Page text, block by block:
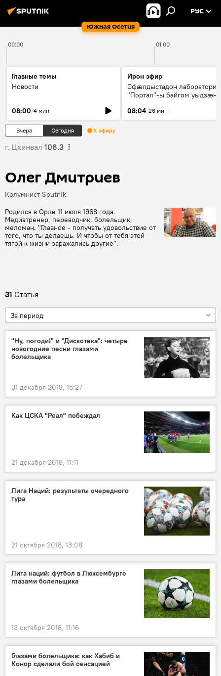
Южная Осетия
РУС
00:00 01:00
Главные темы
Новости
08:00 4 мин
Ирон эфир
Сфæлдыстадон лаборатори
"Портал"-ы байгом уыдзæн
Æхсары куыстыты равдыст
08:04 26 мин
Вчера Сегодня К эфиру
г. Цхинвал 106.3
Олег Дмитриев
Колумнист Sputnik.
Родился в Орле 11 июля 1968 года.
Медиатренер, переводчик, болельщик,
меломан. "Главное - получать удовольствие от
того, что ты делаешь. И чтобы от тебя этой
тягой к жизни заражались другие".
31 Статья
За период
"Ну, погоди!" и "Дискотека": четыре
новогодние песни глазами
болельщика
31 декабря 2018, 15:27
Как ЦСКА "Реал" побеждал
21 декабря 2018, 11:11
Лига Наций: результаты очередного
тура
21 октября 2018, 13:08
Лига наций: футбол в Люксембурге
глазами болельщика
13 октября 2018, 11:16
Глазами болельщика: как Хабиб и
Конор сделали бой сенсацией